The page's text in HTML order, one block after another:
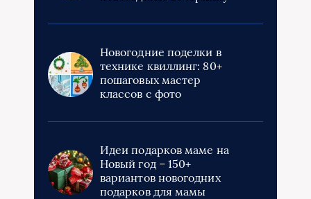
Новогодние поделки в
технике квиллинг: 80+
пошаговых мастер
классов с фото
Идеи подарков маме на
Новый год – 150+
вариантов новогодних
подарков для мамы